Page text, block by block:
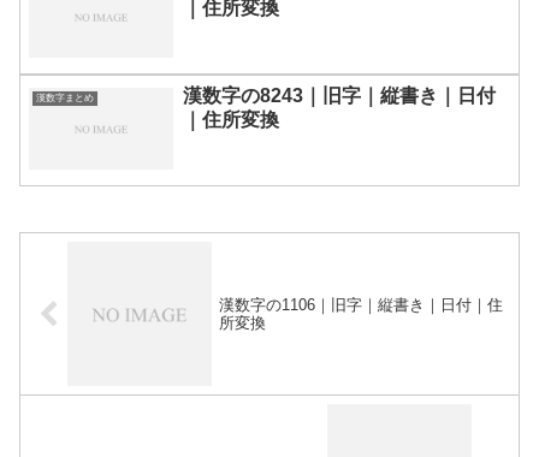
｜住所変換
漢数字まとめ
漢数字の8243｜旧字｜縦書き｜日付
｜住所変換
漢数字の1106｜旧字｜縦書き｜日付｜住
所変換